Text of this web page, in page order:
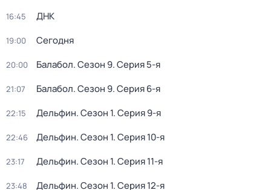
16:45 ДНК
19:00 Сегодня
20:00 Балабол. Сезон 9. Серия 5-я
21:07 Балабол. Сезон 9. Серия 6-я
22:15 Дельфин. Сезон 1. Серия 9-я
22:46 Дельфин. Сезон 1. Серия 10-я
23:17 Дельфин. Сезон 1. Серия 11-я
23:48 Дельфин. Сезон 1. Серия 12-я